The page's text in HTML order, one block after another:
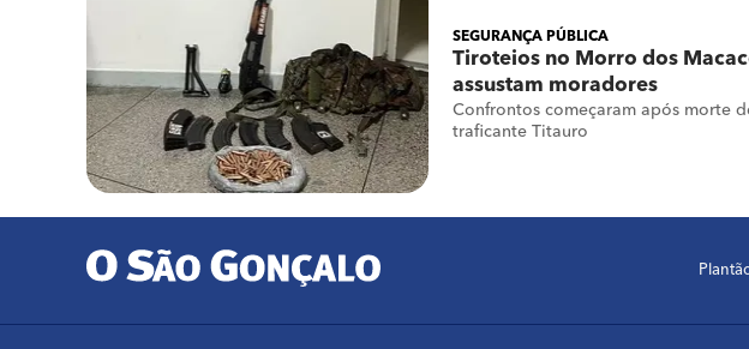
SEGURANÇA PÚBLICA
Tiroteios no Morro dos
assustam moradores
Confrontos começaram após morte
traficante Titauro